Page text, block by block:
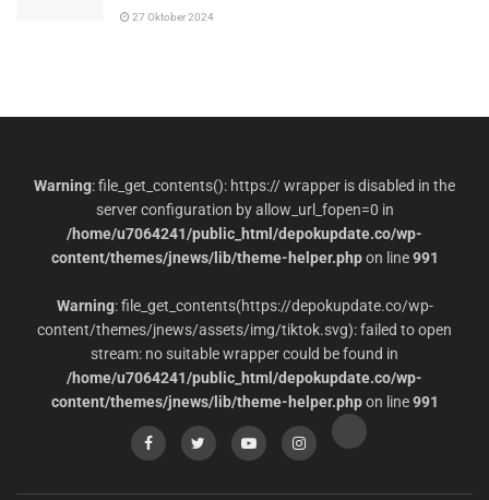
27 Oktober 2024
Warning: file_get_contents(): https:// wrapper is disabled in the
server configuration by allow_url_fopen=0 in
/home/u7064241/public_html/depokupdate.co/wp-
content/themes/jnews/lib/theme-helper.phpon line991
Warning: file_get_contents(https://depokupdate.co/wp-
content/themes/jnews/assets/img/tiktok.svg): failed to open
stream: no suitable wrapper could be found in
/home/u7064241/public_html/depokupdate.co/wp-
content/themes/jnews/lib/theme-helper.phpon line991